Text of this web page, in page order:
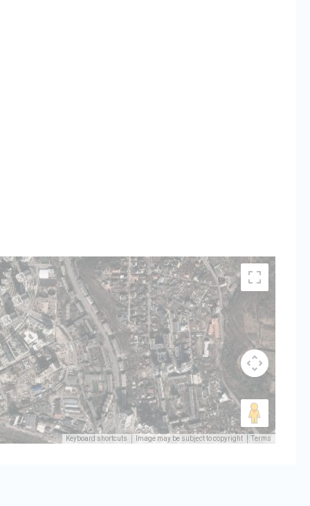
Keyboard shortcuts Image may be subject to copyright Terms